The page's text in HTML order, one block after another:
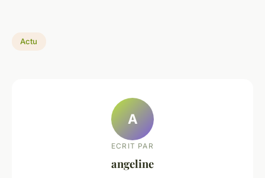
Actu
A
ECRIT PAR
angeline